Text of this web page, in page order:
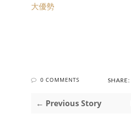
大優勢
0 COMMENTS SHARE:
← Previous Story